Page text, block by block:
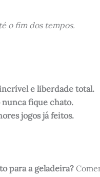
o fim dos tempos.
e liberdade total.
nunca fique chato.
jogos já feitos.
para a geladeira?